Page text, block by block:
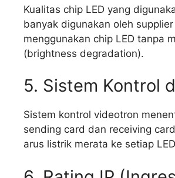
Kualitas chip LED yang
banyak digunakan oleh
menggunakan chip LED tanpa
(brightness degradation).
5. Sistem Kontrol
Sistem kontrol videotron
sending card dan receiving
arus listrik merata ke setiap